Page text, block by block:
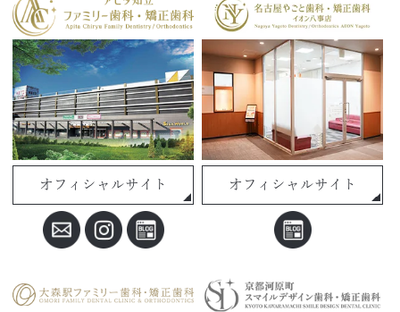
オフィシャルサイト オフィシャルサイト